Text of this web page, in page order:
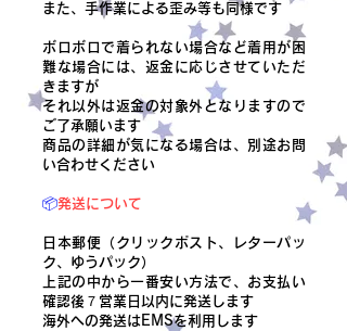
また、手作業による歪み等も同様です
ボロボロで着られない場合など着用が困
難な場合には、返金に応じさせていただ
きますが
それ以外は返金の対象外となりますので
ご了承願います
商品の詳細が気になる場合は、別途お問
い合わせください
📦発送について
日本郵便（クリックポスト、レターパッ
ク、ゆうパック）
上記の中から一番安い方法で、お支払い
確認後７営業日以内に発送します
​海外への発送はEMSを利用します